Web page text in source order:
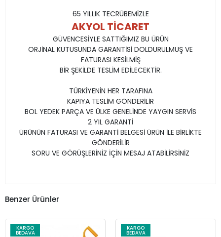
65 YILLIK TECRÜBEMİZLE
AKYOL TİCARET
GÜVENCESİYLE SATTIĞIMIZ BU ÜRÜN
ORJİNAL KUTUSUNDA GARANTİSİ DOLDURULMUŞ VE
FATURASI KESİLMİŞ
BİR ŞEKİLDE TESLİM EDİLECEKTİR.
TÜRKİYENİN HER TARAFINA
KAPIYA TESLİM GÖNDERİLİR
BOL YEDEK PARÇA VE ÜLKE GENELİNDE YAYGIN SERVİS
2 YIL GARANTİ
ÜRÜNÜN FATURASI VE GARANTİ BELGESİ ÜRÜN İLE BİRLİKTE
GÖNDERİLİR
SORU VE GÖRÜŞLERİNİZ İÇİN MESAJ ATABİLİRSİNİZ
Benzer Ürünler
KARGO
BEDAVA
KARGO
BEDAVA